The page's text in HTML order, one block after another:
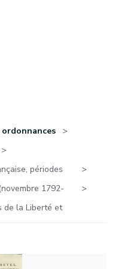
périodes
1792-
de la Liberté et